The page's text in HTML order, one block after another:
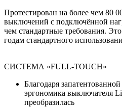
Протестирован на более чем 80
выключений с подключённой
чем стандартные требования.
годам стандартного
СИСТЕМА «FULL-TOUCH»
Благодаря
эргономика выключателя
преобразилась